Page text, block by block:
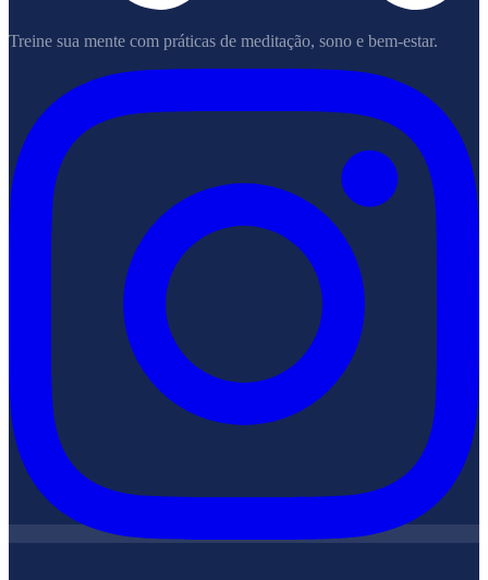
Treine sua mente com práticas de meditação, sono e bem-estar.